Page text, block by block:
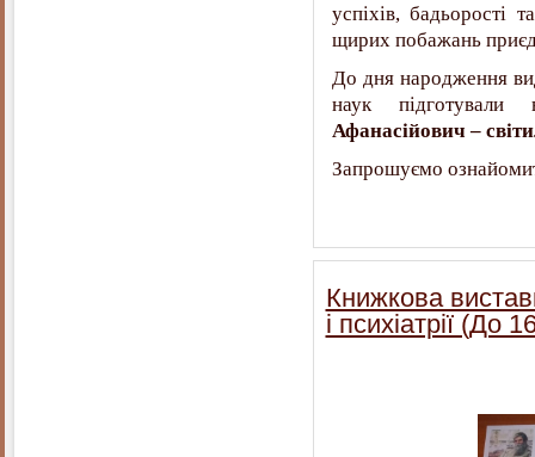
успіхів, бадьорості
щирих побажань
До дня народження
наук підготували
Афанасійович –
Запрошуємо
Книжкова
і психіатрії (До